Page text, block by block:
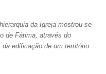
da Igreja mostrou-se
de Fátima, através do
edificação de um território